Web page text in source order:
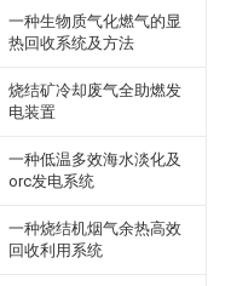
一种生物质气化燃气的显
热回收系统及方法
烧结矿冷却废气全助燃发
电装置
一种低温多效海水淡化及
orc发电系统
一种烧结机烟气余热高效
回收利用系统